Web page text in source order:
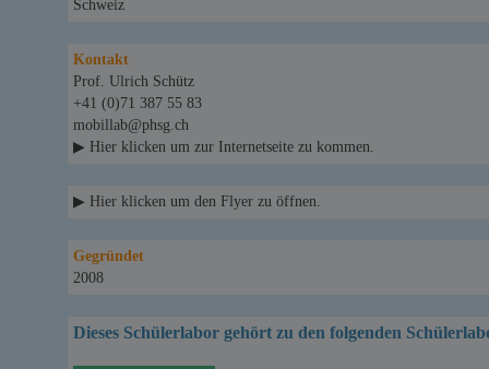
Schweiz
Kontakt
Prof. Ulrich Schütz
+41 (0)71 387 55 83
mobillab@phsg.ch
▶ Hier klicken um zur Internetseite zu kommen.
▶ Hier klicken um den Flyer zu öffnen.
Gegründet
2008
Dieses Schülerlabor gehört zu den folgenden